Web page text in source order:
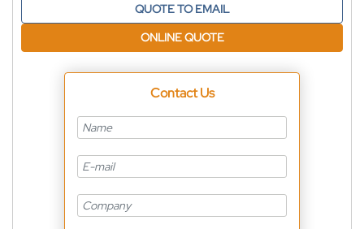
QUOTE TO EMAIL
ONLINE QUOTE
Contact Us